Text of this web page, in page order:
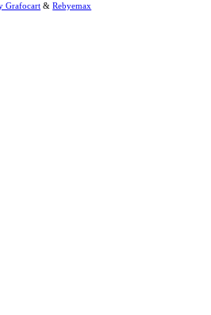
Grafocart &Rebyemax